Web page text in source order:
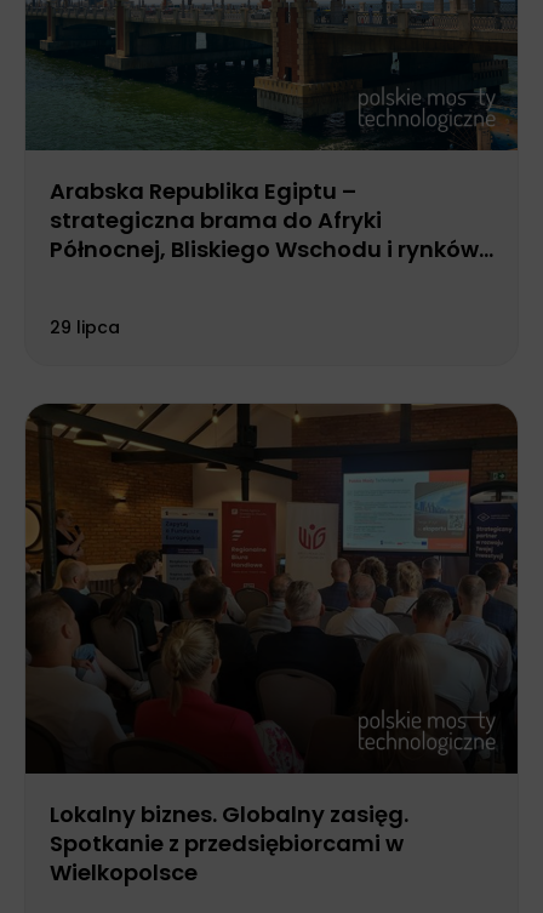
Arabska Republika Egiptu –
strategiczna brama do Afryki
Północnej, Bliskiego Wschodu i rynków
29 lipca
Lokalny biznes. Globalny zasięg.
Spotkanie z przedsiębiorcami w
Wielkopolsce